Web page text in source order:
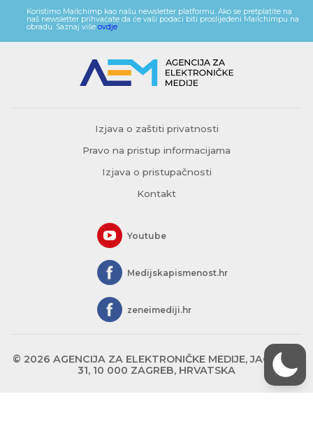
Koristimo Mailchimp kao našu newsletter platformu. Ako se pretplatite na
naš newsletter prihvaćate da će vaši podaci biti proslijeđeni Mailchimpu na
obradu. Saznaj više ovdje
Izjava o zaštiti privatnosti
Pravo na pristup informacijama
Izjava o pristupačnosti
Kontakt
Youtube
Medijskapismenost.hr
zeneimediji.hr
© 2026 AGENCIJA ZA ELEKTRONIČKE MEDIJE, JAGIĆEVA
31, 10 000 ZAGREB, HRVATSKA